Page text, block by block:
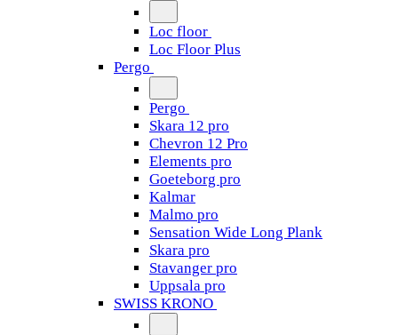
Loc floor
Loc Floor Plus
Pergo
Pergo
Skara 12 pro
Chevron 12 Pro
Elements pro
Goeteborg pro
Kalmar
Malmo pro
Sensation Wide Long Plank
Skara pro
Stavanger pro
Uppsala pro
SWISS KRONO